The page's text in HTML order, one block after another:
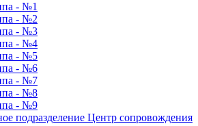
- №1
- №2
- №3
- №4
- №5
- №6
- №7
- №8
- №9
подразделение Центр сопровождения